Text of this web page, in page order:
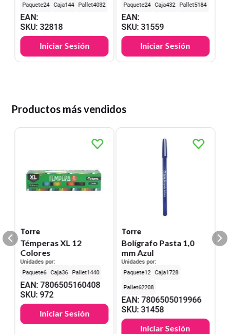
24
144 4032
EAN:
SKU:32818
Iniciar Sesión
24
432 5184
EAN:
SKU:31559
Iniciar Sesión
Productos más vendidos
Torre
Témperas XL 12
Colores
Unidades por:
6
36 1440
EAN:7806505160408
SKU:972
Iniciar Sesión
Torre
Bolígrafo Pasta 1,0
mm Azul
Unidades por:
12
1728
62208
EAN:7806505019966
SKU:31458
Iniciar Sesión